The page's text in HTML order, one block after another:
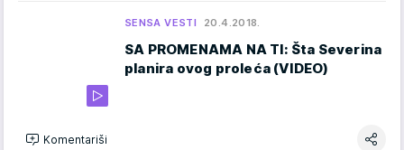
SENSA VESTI 20.4.2018.
SA PROMENAMA NA TI: Šta Severina
planira ovog proleća (VIDEO)
Komentariši